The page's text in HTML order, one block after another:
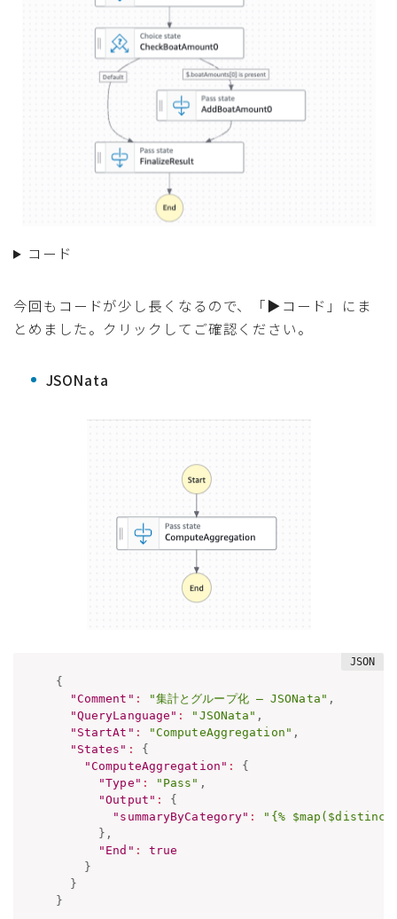
コード
今回もコードが少し長くなるので、「▶︎コード」にま
とめました。クリックしてご確認ください。
JSONata
{
"Comment" : "集計とグループ化 – JSONata" ,
"QueryLanguage" : "JSONata" ,
"StartAt" : "ComputeAggregation" ,
"States" :
{
"ComputeAggregation" :
{
"Type" : "Pass" ,
"Output" :
{
"summaryByCategory" :
"{%
} ,
"End" :
true
}
}
}